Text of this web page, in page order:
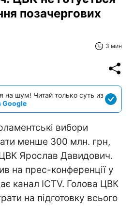
позачергових
3 мин
на шум! Читай только суть из
Google
вибори
менше 300 млн. грн,
Ярослав Давидович.
на прес-конференції у
канал ICTV. Голова ЦВК
на підготовку всього